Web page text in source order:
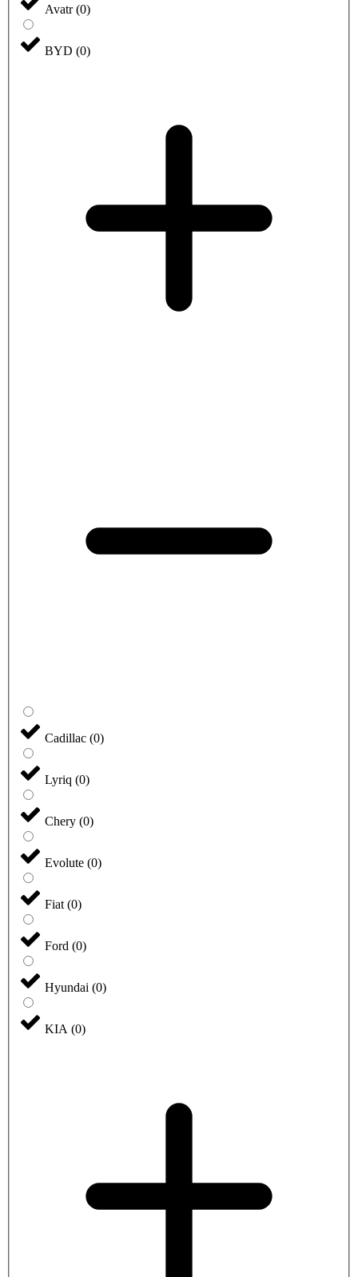
Avatr (0)
BYD (0)
Cadillac (0)
Lyriq (0)
Chery (0)
Evolute (0)
Fiat (0)
Ford (0)
Hyundai (0)
KIA (0)